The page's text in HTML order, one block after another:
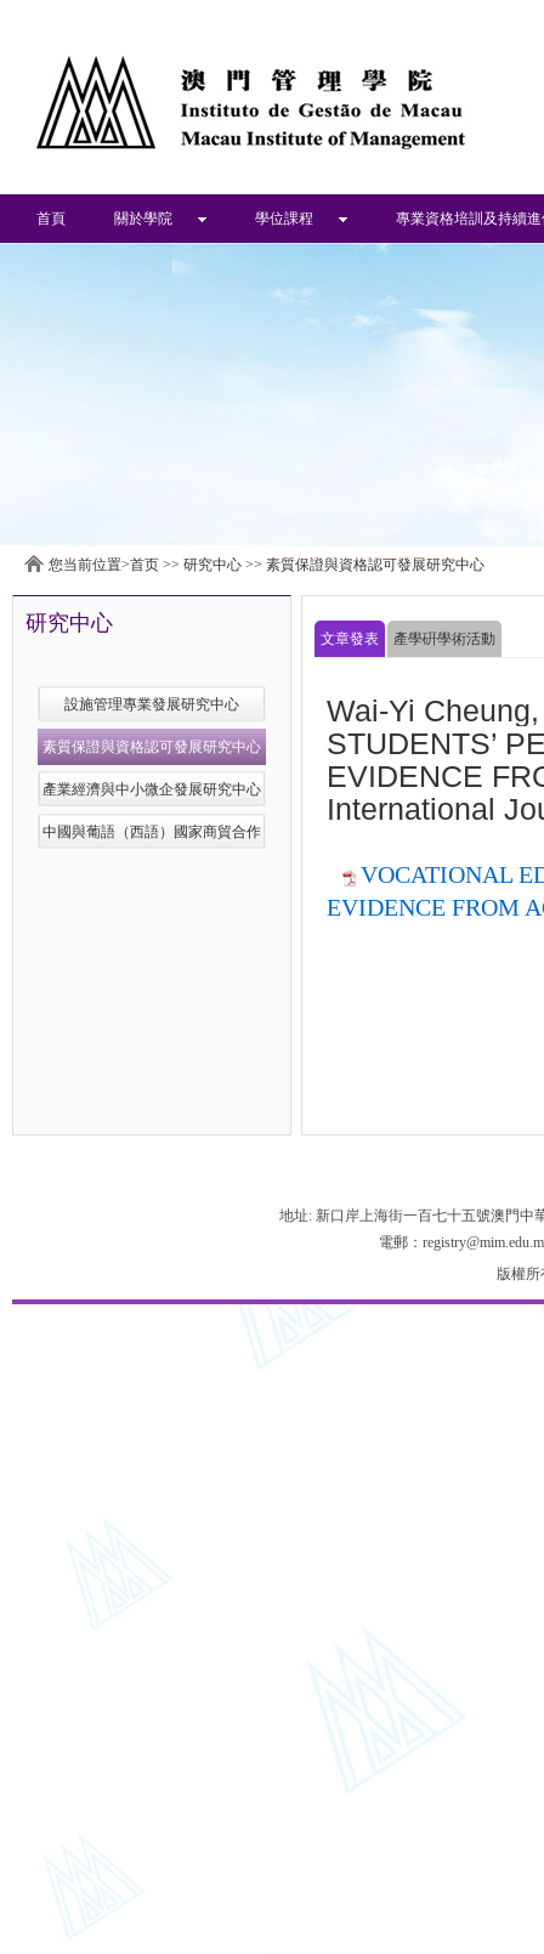
首頁 關於學院 學位課程 專業資格培訓及持續
您当前位置>首页 >> 研究中心 >> 素質保證與資格認可發展研究中心
研究中心
設施管理專業發展研究中心
素質保證與資格認可發展研究中心
產業經濟與中小微企發展研究中心
中國與葡語（西語）國家商貿合作
文章發表 產學硏學術活動
Wai-Yi
STUDENTS’
EVIDENCE
International
VOCATIONAL
EVIDENCE FROM
地址: 新口岸上海街一百七十五號澳門中
電郵：
版權